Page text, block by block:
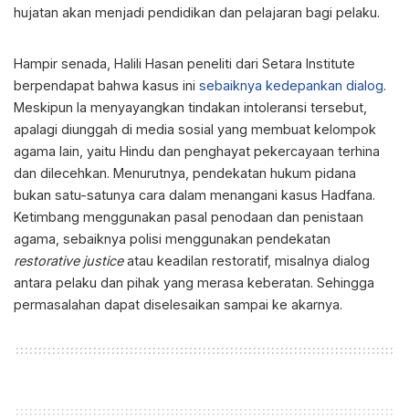
hujatan akan menjadi pendidikan dan pelajaran bagi pelaku.
Hampir senada, Halili Hasan peneliti dari Setara Institute
berpendapat bahwa kasus ini sebaiknya kedepankan dialog.
Meskipun Ia menyayangkan tindakan intoleransi tersebut,
apalagi diunggah di media sosial yang membuat kelompok
agama lain, yaitu Hindu dan penghayat pekercayaan terhina
dan dilecehkan. Menurutnya, pendekatan hukum pidana
bukan satu-satunya cara dalam menangani kasus Hadfana.
Ketimbang menggunakan pasal penodaan dan penistaan
agama, sebaiknya polisi menggunakan pendekatan
restorative justiceatau keadilan restoratif, misalnya dialog
antara pelaku dan pihak yang merasa keberatan. Sehingga
permasalahan dapat diselesaikan sampai ke akarnya.